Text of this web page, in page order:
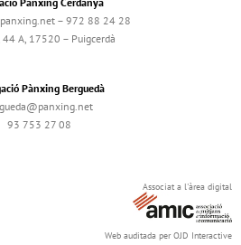
– 972 88 24 28
A, 17520 – Puigcerdà
Pànxing Berguedà
93 753 27 08
Associat a l'àrea digital
Web auditada per OJD Interactive